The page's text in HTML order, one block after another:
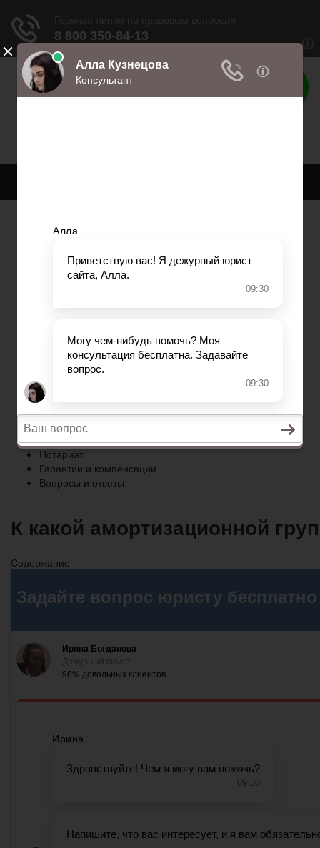
Права
Право собственности
Регистрация автомобиля
Гарантии и компенсации
Вопросы и ответы
Главная
Право собственности
Регистрация автомобиля
Нотариат
Гарантии и компенсации
Вопросы и ответы
К какой амортизационной
Содержание